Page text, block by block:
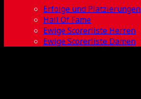
Erfolge und Platzierungen
Hall Of Fame
Ewige Scorerliste Herren
Ewige Scorerliste Damen